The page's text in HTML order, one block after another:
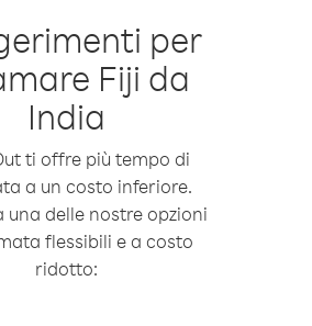
per
Fiji da
India
ti offre più tempo di
a un costo inferiore.
una delle nostre opzioni
flessibili e a costo
ridotto: